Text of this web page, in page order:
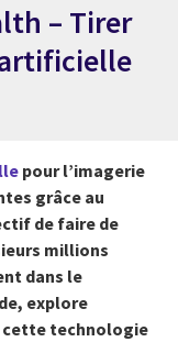
– Tirer
pour l’imagerie
grâce au
de faire de
millions
dans le
explore
cette technologie